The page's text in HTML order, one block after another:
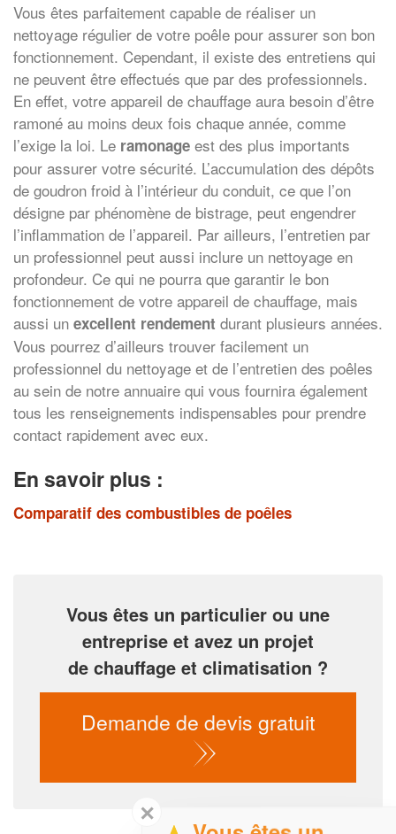
Vous êtes parfaitement capable de réaliser un
nettoyage régulier de votre poêle pour assurer son bon
fonctionnement. Cependant, il existe des entretiens qui
ne peuvent être effectués que par des professionnels.
En effet, votre appareil de chauffage aura besoin d’être
ramoné au moins deux fois chaque année, comme
l’exige la loi. Le ramonage est des plus importants
pour assurer votre sécurité. L’accumulation des dépôts
de goudron froid à l’intérieur du conduit, ce que l’on
désigne par phénomène de bistrage, peut engendrer
l’inflammation de l’appareil. Par ailleurs, l’entretien par
un professionnel peut aussi inclure un nettoyage en
profondeur. Ce qui ne pourra que garantir le bon
fonctionnement de votre appareil de chauffage, mais
aussi un excellent rendement durant plusieurs années.
Vous pourrez d’ailleurs trouver facilement un
professionnel du nettoyage et de l’entretien des poêles
au sein de notre annuaire qui vous fournira également
tous les renseignements indispensables pour prendre
contact rapidement avec eux.
En savoir plus :
Comparatif des combustibles de poêles
Vous êtes un particulier ou une
entreprise et avez un projet
de chauffage et climatisation ?
Demande de devis gratuit